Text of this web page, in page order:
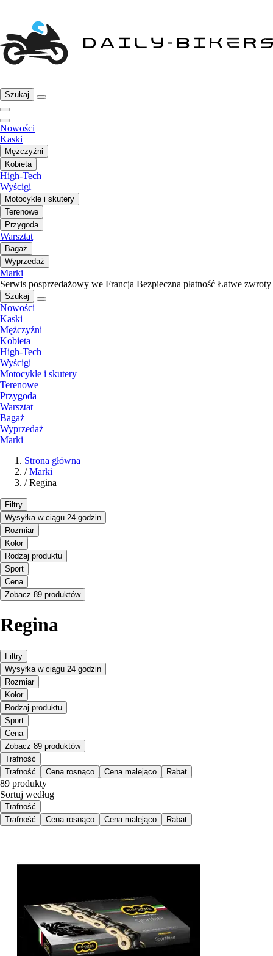
Szukaj
Nowości
Kaski
Mężczyźni
Kobieta
High-Tech
Wyścigi
Motocykle i skutery
Terenowe
Przygoda
Warsztat
Bagaż
Wyprzedaż
Marki
Serwis posprzedażowy we Francja Bezpieczna płatność Łatwe zwroty
Szukaj
Nowości
Kaski
Mężczyźni
Kobieta
High-Tech
Wyścigi
Motocykle i skutery
Terenowe
Przygoda
Warsztat
Bagaż
Wyprzedaż
Marki
Strona główna
/ Marki
/ Regina
Filtry
Wysyłka w ciągu 24 godzin
Rozmiar
Kolor
Rodzaj produktu
Sport
Cena
Zobacz 89 produktów
Regina
Filtry
Wysyłka w ciągu 24 godzin
Rozmiar
Kolor
Rodzaj produktu
Sport
Cena
Zobacz 89 produktów
Trafność
Trafność
Cena rosnąco Cena malejąco Rabat
89 produkty
Sortuj według
Trafność
Trafność
Cena rosnąco Cena malejąco Rabat